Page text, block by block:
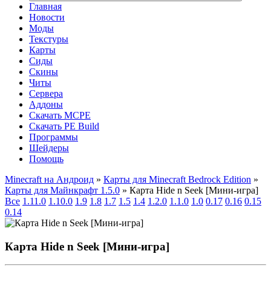
Главная
Новости
Моды
Текстуры
Карты
Сиды
Cкины
Читы
Сервера
Аддоны
Скачать MCPE
Скачать PE Build
Программы
Шейдеры
Помощь
Minecraft на Андроид » Карты для Minecraft Bedrock Edition »
Карты для Майнкрафт 1.5.0 » Карта Hide n Seek [Mини-игра]
Все 1.11.0 1.10.0 1.9 1.8 1.7 1.5 1.4 1.2.0 1.1.0 1.0 0.17 0.16 0.15
0.14
Карта Hide n Seek [Mини-игра]